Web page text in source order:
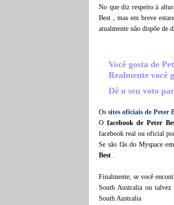
No que diz respeito à
Best , mas em breve
atualmente não dispõe de
Você gosta de
Realmente você
Dê o seu voto
Os sites oficiais de Peter
O facebook de Peter
facebook real ou oficial
Se são fãs do Myspace
Best .
Finalmente, se você
South Australia ou talvez
South Australia